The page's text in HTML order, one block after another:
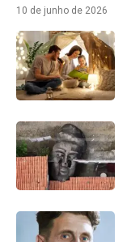
10 de junho de 2026